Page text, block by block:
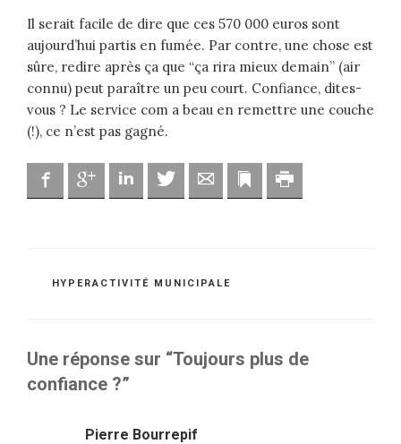
Il serait facile de dire que ces 570 000 euros sont
aujourd’hui partis en fumée. Par contre, une chose est
sûre, redire après ça que “ça rira mieux demain” (air
connu) peut paraître un peu court. Confiance, dites-
vous ? Le service com a beau en remettre une couche
(!), ce n’est pas gagné.
FacebookGoogle Linkedin Twitter Adresse mailMarque-page
CATÉGORIES
HYPERACTIVITÉ MUNICIPALE
Une réponse sur “Toujours plus de
confiance ?”
Pierre Bourrepif